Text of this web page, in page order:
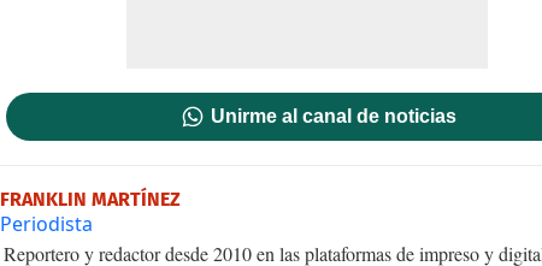
Unirme al canal de noticias
FRANKLIN MARTÍNEZ
Periodista
Reportero y redactor desde 2010 en las plataformas de impreso y